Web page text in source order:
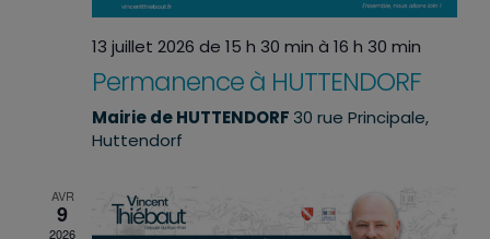
13 juillet 2026 de 15 h 30 min à 16 h 30 min
Permanence à HUTTENDORF
Mairie de HUTTENDORF 30 rue Principale,
Huttendorf
AVR
9
2026